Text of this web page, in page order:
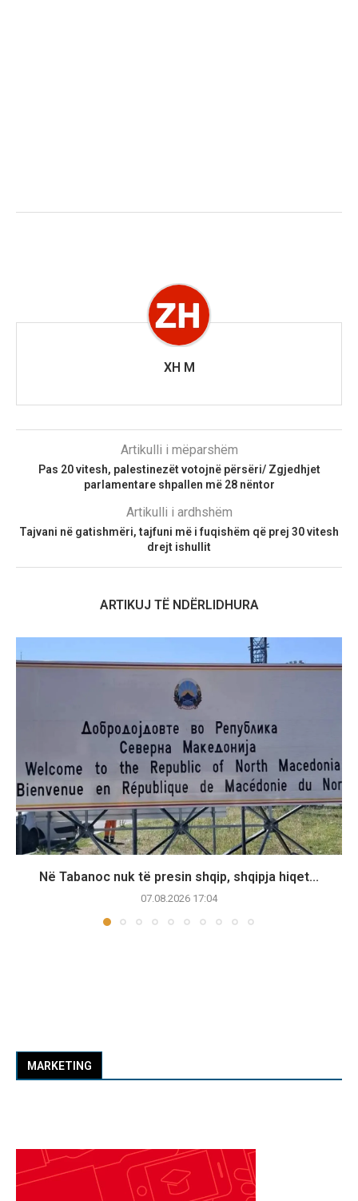
XH M
Artikulli i mëparshëm
Pas 20 vitesh, palestinezët votojnë përsëri/ Zgjedhjet
parlamentare shpallen më 28 nëntor
Artikulli i ardhshëm
Tajvani në gatishmëri, tajfuni më i fuqishëm që prej 30 vitesh
drejt ishullit
ARTIKUJ TË NDËRLIDHURA
Në Tabanoc nuk të presin shqip, shqipja hiqet...
07.08.2026 17:04
MARKETING